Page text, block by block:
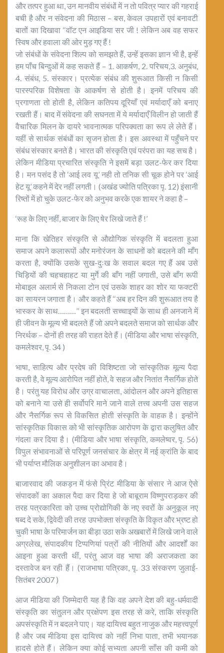
और तत्पर हुआ था, उन मानवीय संबंधों में न तो पवित्र प्यार की गहराई
बची है और न संवेदना की मिठास – बस, केवल उपहारों एवं बनावटी
बातों का दिखावा ‘‘वॉट एन आइडिया सर जी ! लेकिन अब वह सफर
स्विष और हवाला की ओर मुड़ गए हैं !
जो संबंधों के संवेदना शिल्प को समझते हैं, उन्हें इसका ज्ञान भी है, इन्हें
हम पाँच बिन्दुओं में कह सकते हैं – 1. आकर्षण, 2. परिचय,3. अनुबंध,
4. संबंध, 5. संस्कार। प्रत्येक संबंध की शुरूआत किसी न किसी
पारस्परिक विशेषता के आकर्षण से होती है। इनमें परिचय की
प्रगाणता तो होती है, लेकिन कतिपय दूरियाँ एवं मर्यादाएँ को बनाए
रखती हैं। बाद में संवेदना की सघनता में ये मर्यादाएँ विलीन हो जाती हैं
वैचारिक मिलन के दायरे भावनात्मक परिपक्वता का रूप ले लेते हैं।
यहीं से सार्थक संबंधों का सृजन होता है। इस अवस्था में पहुँचने पर
संबंध संस्कार बनते है। भारत की संस्कृति एवं परंपरा का यह सच है।
लेकिन मीडिया प्रचारित संस्कृति ने इसमें बड़ा उलट-फेर कर दिया
है। मन पसंद है तो ‘आई लव यू’ नही तो तनिक सी चूक होने पर ‘आई
हेट यू’ कहने में देर नहीं लगती। (अखंड ज्योति पत्रिका पृ. 12) इंसानी
रिष्तों में हो चुके उलट-फेर को अनुभव करके एक शायर ने कहा है –
‘रूह के लिए नहीं, बाजार के लिए षेर लिखे जाते हैं !’
माना कि खेतिहर संस्कृति से औद्योगिक संस्कृति में बदलता हुआ
समाज अपने कलारूपों और मनोरंजन के साधनों को बदलने की माँग
करता है, क्योंकि उसके सुख-दुःख के सवाल बदल गए हैं अब उसे
चिड़ियों की चहचहाहट या मुर्गे की बाँग नहीं जगाती, उसे बाँग रूपी
मोबाइल अलार्म से निकला टोन एवं उसके शाहर का शोर या फक्टरी
का सायरन जगाता है। और कहते हैं ‘‘अब हर दिन की शुरूआत तय है
भास्कर के साथ………’’ इन बदलती सच्चाइयों के साथ ही अनजाने में
ही जीवन के मूल्य भी बदलते हैं जो अपने बदलते समाज को सार्थक और
निरर्थक – दोनों ही तरह की राहत देते हैं। (मीडिया और भाषा संस्कृति,
कमलेश्वर, पृ. 34 )
भाषा, साहित्य और प्रदेष की विशिष्टता जो सांस्कृतिक मूल्य पैदा
करती है, वे मूल्य आरोपित नहीं होते, वे सहज और नितांत नैसर्गिक होते
है। परंतु यह विरोध और उग्र वाचालता, आंदोलन और अपने इतिहास
को बनाने या उसे ही सर्वोपरि माने जाने वाले तत्त्व अपनी उस सहज
और नैसर्गिक रूप से विकसित होती संस्कृति के वाहक है। इन्होंने
सांस्कृतिक विकास को भी सांस्कृतिक आरोपण के द्वारा कलुषित और
गंदला कर दिया है। (मीडिया और भाषा संस्कृति, कमलेष्वर, पृ. 56)
विपुल संभावनाओं से परिपूर्ण जनसंचार के क्षेत्र में नई क्रांति के बाद
भी पर्याप्त मौलिक अनुशीलन का अभाव है।
बाजारवाद की जकड़न में फंसे प्रिंट मीडिया के संसार ने आज ऐसे
संपादकों का अकाल पैदा कर दिया हे जो बाबूराम विष्णुपराड़कर की
तरह पत्रकारिता को उच्च प्रोद्योगिकी के नए स्वरों के अनुकूल नए
षब्द दे सके, द्विवेदी की तरह उपभोक्ता संस्कृति के विकृत और भ्रष्ट हो
चुकी भाषा के परिमार्जन का बीड़ा उठा सके अखबारों में लिखे जाने वाले
अग्रलेख, संपादकीय टिप्पणियां पत्रों की नीतियों और आदर्शों का
आइना हुआ करती थीं, परंतु आज वह भाषा की अराजकता का
दस्तावेज बन रही हैं। (राजभाषा पत्रिका, पृ. 33 संस्करण जुलाई-
सितंबर 2007 )
आज मीडिया की जिम्मेदारी यह है कि वह अपने देश की बहु-धर्मवादी
संस्कृति का संतुलन और प्रक्षेपण इस तरह से करे, ताकि संस्कृति
अपसंस्कृति में न बदलने पाए। यह दायित्त्व बहुत नाजुक और महत्त्वपूर्ण
है और जब मीडिया इस दायित्त्व को नहीं निभा पाता, तभी भयानक
हादसे होते हैं। लेकिन क्या कोई सभ्यता अपनी साँस की कमी को